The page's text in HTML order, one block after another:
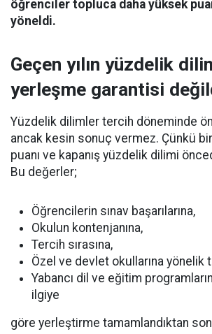
öğrenciler topluca daha yüksek
yöneldi.
Geçen yılın yüzdelik
yerleşme garantisi
Yüzdelik dilimler tercih döneminde
ancak kesin sonuç vermez. Çünkü
puanı ve kapanış yüzdelik dilimi
Bu değerler;
Öğrencilerin sınav başarılarına,
Okulun kontenjanına,
Tercih sırasına,
Özel ve devlet okullarına yönelik
Yabancı dil ve eğitim
ilgiye
göre yerleştirme tamamlandıktan